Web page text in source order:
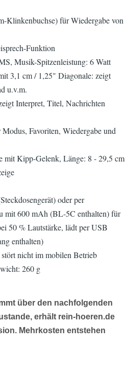
Klinkenbuchse) für Wiedergabe von
Funktion
Musik-Spitzenleistung: 6 Watt
3,1 cm / 1,25" Diagonale: zeigt
u.v.m.
Interpret, Titel, Nachrichten
Favoriten, Wiedergabe und
mit Kipp-Gelenk, Länge: 8 - 29,5 cm
oder per
mit 600 mAh (BL-5C enthalten) für
50 % Lautstärke, lädt per USB
enthalten)
nicht im mobilen Betrieb
260 g
über den nachfolgenden
erhält rein-hoeren.de
Mehrkosten entstehen